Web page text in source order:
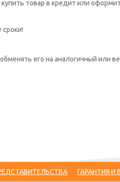
товар в кредит или
его на аналогичный или
ГАРАНТИЯ И